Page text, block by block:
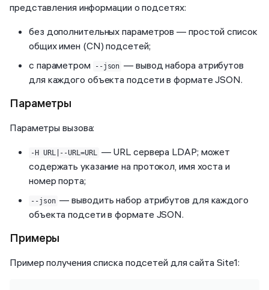
представления информации о подсетях:
без дополнительных параметров — простой список
общих имен (CN) подсетей;
с параметром
--json — вывод набора атрибутов
для каждого объекта подсети в формате JSON.
Параметры
Параметры вызова:
-H URL|--URL=URL — URL сервера LDAP; может
содержать указание на протокол, имя хоста и
номер порта;
--json — выводить набор атрибутов для каждого
объекта подсети в формате JSON.
Примеры
Пример получения списка подсетей для сайта Site1: